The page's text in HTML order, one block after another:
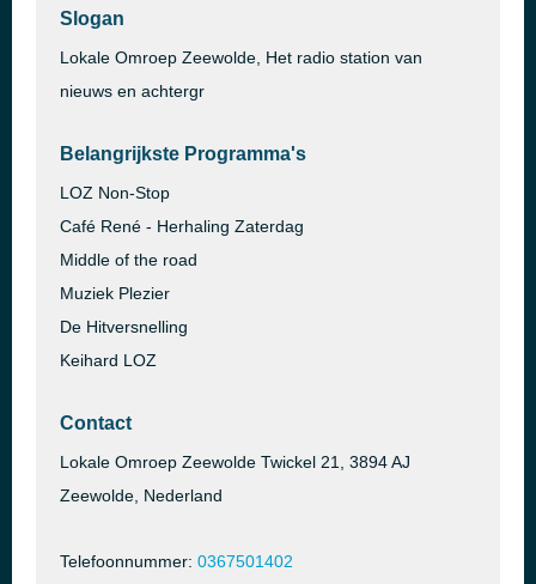
Slogan
Lokale Omroep Zeewolde, Het radio station van
nieuws en achtergr
Belangrijkste Programma's
LOZ Non-Stop
Café René - Herhaling Zaterdag
Middle of the road
Muziek Plezier
De Hitversnelling
Keihard LOZ
Contact
Lokale Omroep Zeewolde Twickel 21, 3894 AJ
Zeewolde, Nederland
Telefoonnummer: 0367501402